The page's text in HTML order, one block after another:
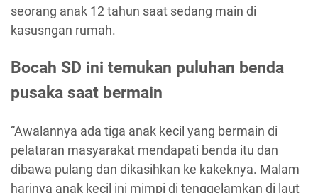
seorang anak 12 tahun saat sedang main di
kasusngan rumah.
Bocah SD ini temukan puluhan benda
pusaka saat bermain
“Awalannya ada tiga anak kecil yang bermain di
pelataran masyarakat mendapati benda itu dan
dibawa pulang dan dikasihkan ke kakeknya. Malam
harinya anak kecil ini mimpi di tenggelamkan di laut